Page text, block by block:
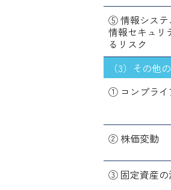
⑤ 情報システ
情報セキュリ
るリスク
（3）その他
① コンプライ
② 株価変動
③ 固定資産の